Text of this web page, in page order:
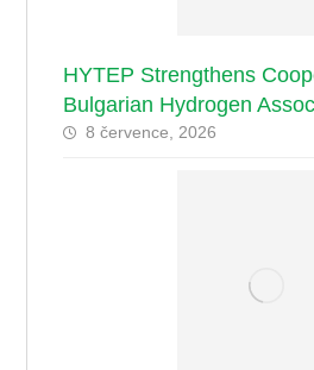
HYTEP Strengthens
Bulgarian Hydrogen
8 července, 2026